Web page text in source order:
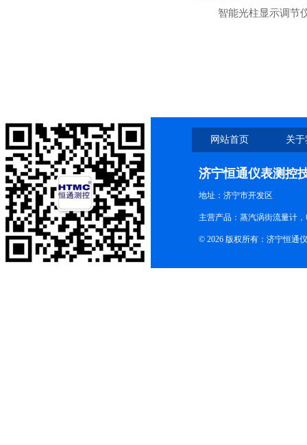
智能光柱显示调节
网站首页 关
济宁恒通仪表测控
地址：济宁市开发区
主营产品：蒸汽涡街流量计
© 2026 版权所有：济宁恒通